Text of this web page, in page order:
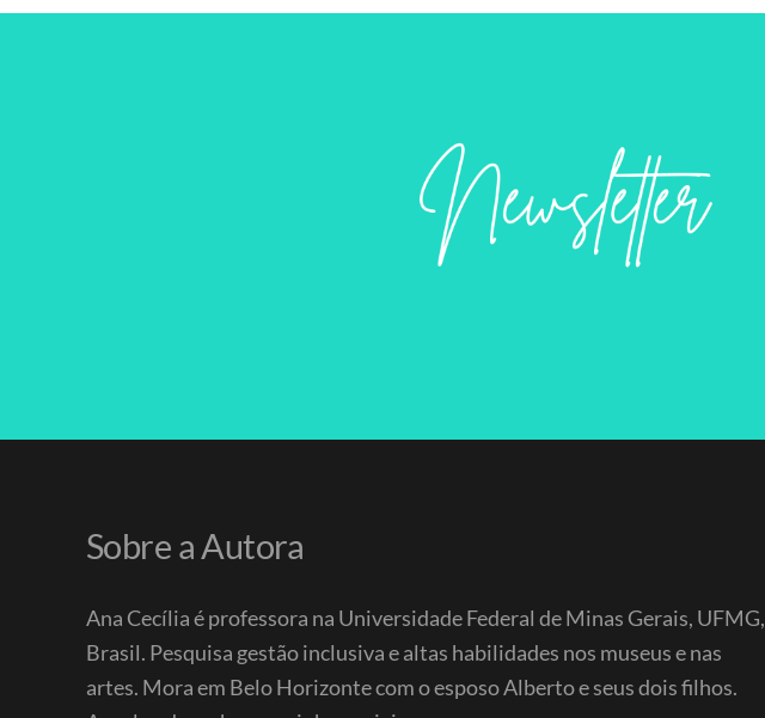
Sobre a Autora
Ana Cecília é professora na Universidade Federal de Minas Gerais, UFMG,
Brasil. Pesquisa gestão inclusiva e altas habilidades nos museus e nas
artes. Mora em Belo Horizonte com o esposo Alberto e seus dois filhos.